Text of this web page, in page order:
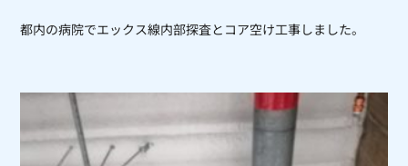
都内の病院でエックス線内部探査とコア空け工事しました。